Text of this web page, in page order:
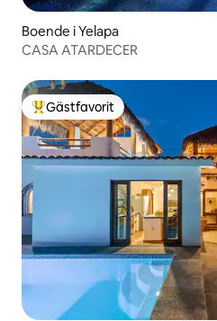
Boende i Yelapa
CASA ATARDECER
Populär gästfavorit
Gästfavorit